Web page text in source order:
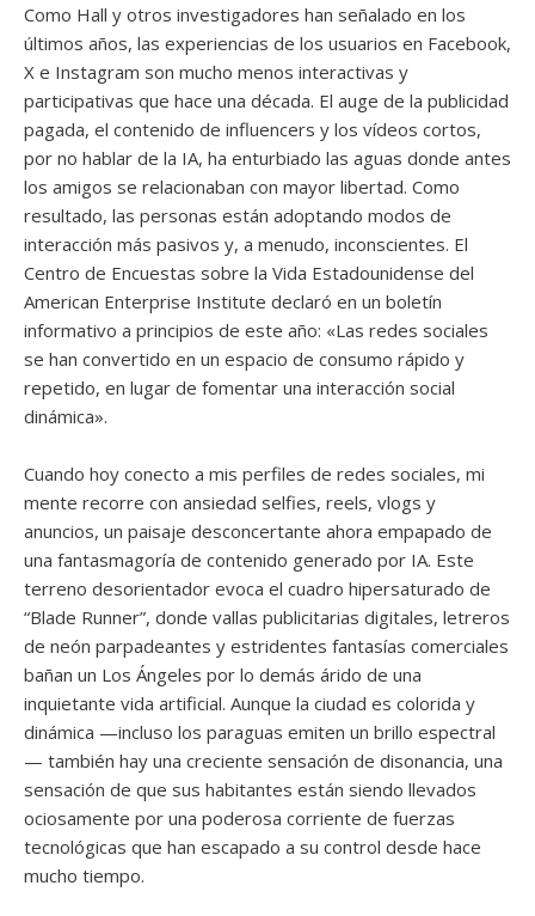
Como Hall y otros investigadores han señalado en los
últimos años, las experiencias de los usuarios en Facebook,
X e Instagram son mucho menos interactivas y
participativas que hace una década. El auge de la publicidad
pagada, el contenido de influencers y los vídeos cortos,
por no hablar de la IA, ha enturbiado las aguas donde antes
los amigos se relacionaban con mayor libertad. Como
resultado, las personas están adoptando modos de
interacción más pasivos y, a menudo, inconscientes. El
Centro de Encuestas sobre la Vida Estadounidense del
American Enterprise Institute declaró en un boletín
informativo a principios de este año: «Las redes sociales
se han convertido en un espacio de consumo rápido y
repetido, en lugar de fomentar una interacción social
dinámica».
Cuando hoy conecto a mis perfiles de redes sociales, mi
mente recorre con ansiedad selfies, reels, vlogs y
anuncios, un paisaje desconcertante ahora empapado de
una fantasmagoría de contenido generado por IA. Este
terreno desorientador evoca el cuadro hipersaturado de
“Blade Runner”, donde vallas publicitarias digitales, letreros
de neón parpadeantes y estridentes fantasías comerciales
bañan un Los Ángeles por lo demás árido de una
inquietante vida artificial. Aunque la ciudad es colorida y
dinámica —incluso los paraguas emiten un brillo espectral
— también hay una creciente sensación de disonancia, una
sensación de que sus habitantes están siendo llevados
ociosamente por una poderosa corriente de fuerzas
tecnológicas que han escapado a su control desde hace
mucho tiempo.